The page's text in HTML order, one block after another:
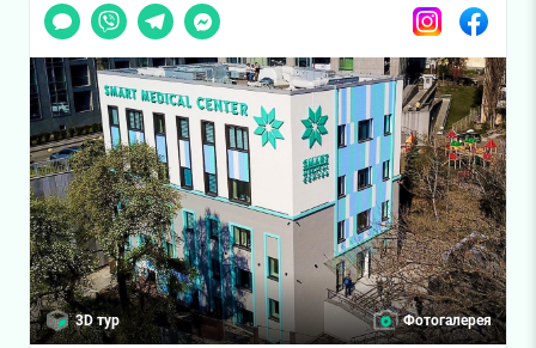
Чат
Viber TelegramMessenger InstagramFacebook
3D тур Фотогалерея